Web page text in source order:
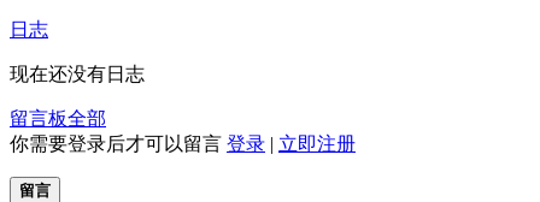
日志
现在还没有日志
留言板全部
你需要登录后才可以留言 登录 | 立即注册
留言